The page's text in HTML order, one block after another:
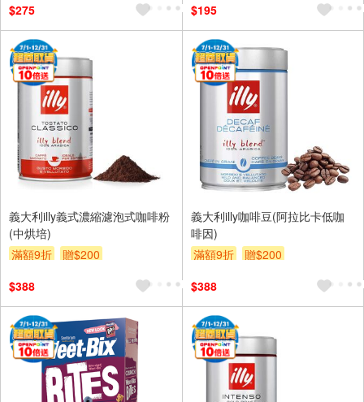
$275
$195
義大利illy義式濃縮濾泡式咖啡粉
(中烘培)
滿額9折
贈$200
$388
義大利illy咖啡豆(阿拉比卡低咖
啡因)
滿額9折
贈$200
$388